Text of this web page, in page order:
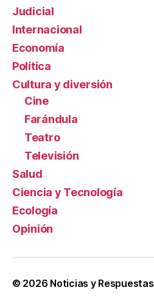
Judicial
Internacional
Economía
Política
Cultura y diversión
Cine
Farándula
Teatro
Televisión
Salud
Ciencia y Tecnología
Ecología
Opinión
© 2026 Noticias y Respuestas